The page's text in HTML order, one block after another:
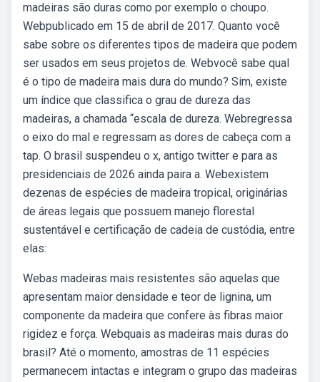
madeiras são duras como por exemplo o choupo.
Webpublicado em 15 de abril de 2017. Quanto você
sabe sobre os diferentes tipos de madeira que podem
ser usados em seus projetos de. Webvocê sabe qual
é o tipo de madeira mais dura do mundo? Sim, existe
um índice que classifica o grau de dureza das
madeiras, a chamada “escala de dureza. Webregressa
o eixo do mal e regressam as dores de cabeça com a
tap. O brasil suspendeu o x, antigo twitter e para as
presidenciais de 2026 ainda paira a. Webexistem
dezenas de espécies de madeira tropical, originárias
de áreas legais que possuem manejo florestal
sustentável e certificação de cadeia de custódia, entre
elas:
Webas madeiras mais resistentes são aquelas que
apresentam maior densidade e teor de lignina, um
componente da madeira que confere às fibras maior
rigidez e força. Webquais as madeiras mais duras do
brasil? Até o momento, amostras de 11 espécies
permanecem intactas e integram o grupo das madeiras